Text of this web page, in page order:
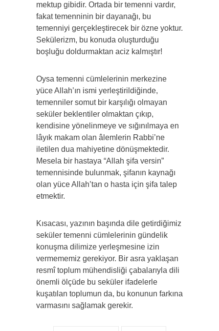
mektup gibidir. Ortada bir temenni vardır,
fakat temenninin bir dayanağı, bu
temenniyi gerçekleştirecek bir özne yoktur.
Sekülerizm, bu konuda oluşturduğu
boşluğu doldurmaktan aciz kalmıştır!
Oysa temenni cümlelerinin merkezine
yüce Allah’ın ismi yerleştirildiğinde,
temenniler somut bir karşılığı olmayan
seküler beklentiler olmaktan çıkıp,
kendisine yönelinmeye ve sığınılmaya en
lâyık makam olan âlemlerin Rabbi’ne
iletilen dua mahiyetine dönüşmektedir.
Mesela bir hastaya “Allah şifa versin”
temennisinde bulunmak, şifanın kaynağı
olan yüce Allah’tan o hasta için şifa talep
etmektir.
Kısacası, yazının başında dile getirdiğimiz
seküler temenni cümlelerinin gündelik
konuşma dilimize yerleşmesine izin
vermememiz gerekiyor. Bir asra yaklaşan
resmî toplum mühendisliği çabalarıyla dili
önemli ölçüde bu seküler ifadelerle
kuşatılan toplumun da, bu konunun farkına
varmasını sağlamak gerekir.